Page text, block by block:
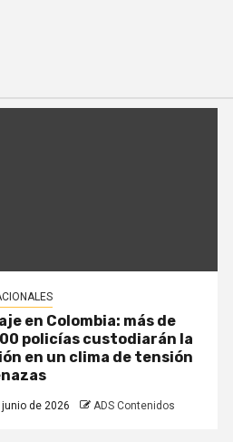
en Colombia: más de
policías custodiarán la
en un clima de tensión
junio de 2026 ADS Contenidos